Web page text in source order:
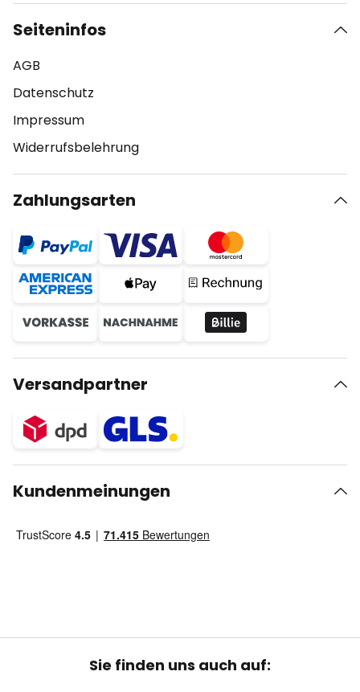
Seiteninfos
AGB
Datenschutz
Impressum
Widerrufsbelehrung
Zahlungsarten
Versandpartner
Kundenmeinungen
Sie finden uns auch auf: